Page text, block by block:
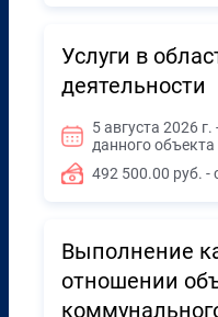
Услуги в
деятельности
5 августа 2026
данного объекта
492 500.00 руб. -
Выполнение
отношении